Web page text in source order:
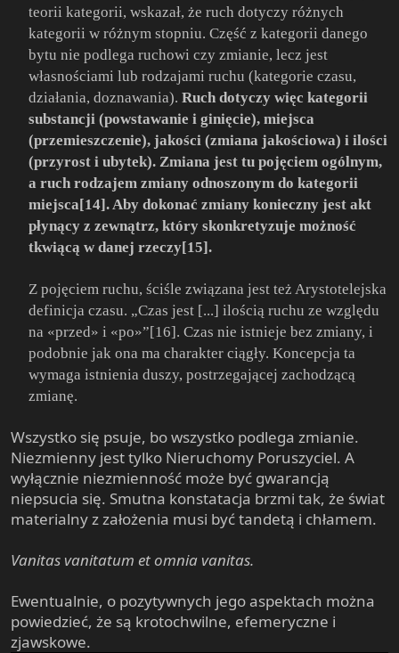
teorii kategorii, wskazał, że ruch dotyczy różnych
kategorii w różnym stopniu. Część z kategorii danego
bytu nie podlega ruchowi czy zmianie, lecz jest
własnościami lub rodzajami ruchu (kategorie czasu,
działania, doznawania). Ruch dotyczy więc kategorii
substancji (powstawanie i ginięcie), miejsca
(przemieszczenie), jakości (zmiana jakościowa) i ilości
(przyrost i ubytek). Zmiana jest tu pojęciem ogólnym,
a ruch rodzajem zmiany odnoszonym do kategorii
miejsca[14]. Aby dokonać zmiany konieczny jest akt
płynący z zewnątrz, który skonkretyzuje możność
tkwiącą w danej rzeczy[15].
Z pojęciem ruchu, ściśle związana jest też Arystotelejska
definicja czasu. „Czas jest [...] ilością ruchu ze względu
na «przed» i «po»”[16]. Czas nie istnieje bez zmiany, i
podobnie jak ona ma charakter ciągły. Koncepcja ta
wymaga istnienia duszy, postrzegającej zachodzącą
zmianę.
Wszystko się psuje, bo wszystko podlega zmianie.
Niezmienny jest tylko Nieruchomy Poruszyciel. A
wyłącznie niezmienność może być gwarancją
niepsucia się. Smutna konstatacja brzmi tak, że świat
materialny z założenia musi być tandetą i chłamem.
Vanitas vanitatum et omnia vanitas.
Ewentualnie, o pozytywnych jego aspektach można
powiedzieć, że są krotochwilne, efemeryczne i
zjawskowe.